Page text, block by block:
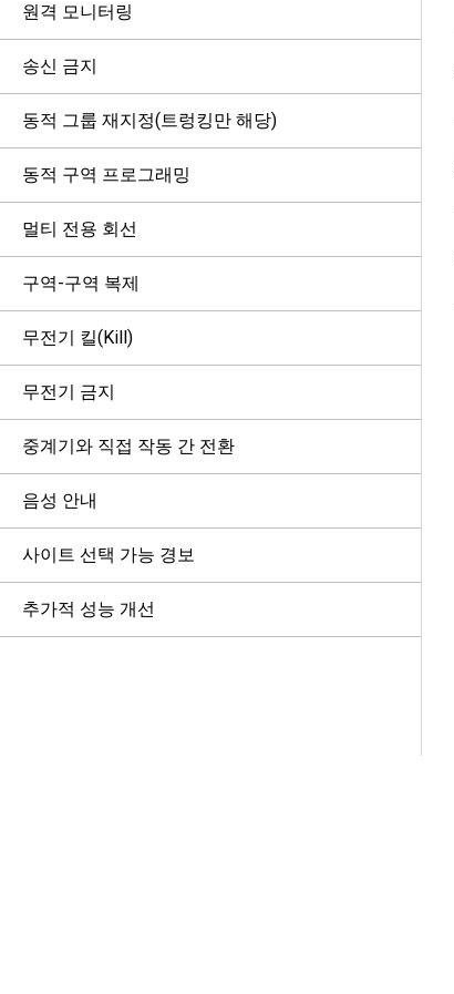
원격 모니터링
송신 금지
동적 그룹 재지정(트렁킹만 해당)
동적 구역 프로그래밍
멀티 전용 회선
구역-구역 복제
무전기 킬(Kill)
무전기 금지
중계기와 직접 작동 간 전환
음성 안내
사이트 선택 가능 경보
추가적 성능 개선